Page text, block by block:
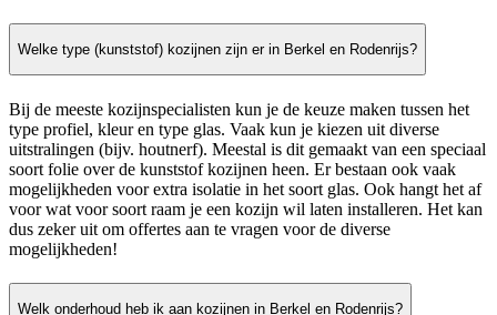
Welke type (kunststof) kozijnen zijn er in Berkel en Rodenrijs?
Bij de meeste kozijnspecialisten kun je de keuze maken tussen het
type profiel, kleur en type glas. Vaak kun je kiezen uit diverse
uitstralingen (bijv. houtnerf). Meestal is dit gemaakt van een speciaal
soort folie over de kunststof kozijnen heen. Er bestaan ook vaak
mogelijkheden voor extra isolatie in het soort glas. Ook hangt het af
voor wat voor soort raam je een kozijn wil laten installeren. Het kan
dus zeker uit om offertes aan te vragen voor de diverse
mogelijkheden!
Welk onderhoud heb ik aan kozijnen in Berkel en Rodenrijs?